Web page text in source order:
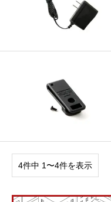
4件中 1〜4件を表示